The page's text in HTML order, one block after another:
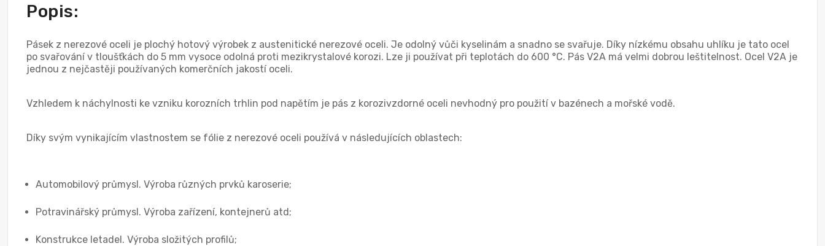
Popis:
Pásek z nerezové oceli je plochý hotový výrobek z austenitické nerezové oceli. Je odolný vůči kyselinám a snadno se svařuje. Díky nízkému obsahu uhlíku je tato ocel
po svařování v tloušťkách do 5 mm vysoce odolná proti mezikrystalové korozi. Lze ji používat při teplotách do 600 °C. Pás V2A má velmi dobrou leštitelnost. Ocel V2A je
jednou z nejčastěji používaných komerčních jakostí oceli.
Vzhledem k náchylnosti ke vzniku korozních trhlin pod napětím je pás z korozivzdorné oceli nevhodný pro použití v bazénech a mořské vodě.
Díky svým vynikajícím vlastnostem se fólie z nerezové oceli používá v následujících oblastech:
Automobilový průmysl. Výroba různých prvků karoserie;
Potravinářský průmysl. Výroba zařízení, kontejnerů atd;
Konstrukce letadel. Výroba složitých profilů;